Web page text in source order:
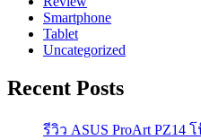
Smartphone
Tablet
Uncategorized
Recent Posts
รีวิว ASUS ProArt PZ14